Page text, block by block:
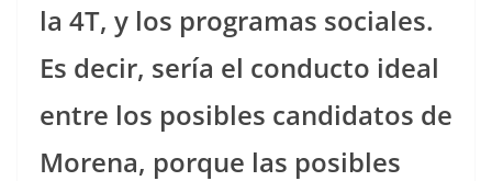
la 4T, y los programas sociales.
Es decir, sería el conducto ideal
entre los posibles candidatos de
Morena, porque las posibles